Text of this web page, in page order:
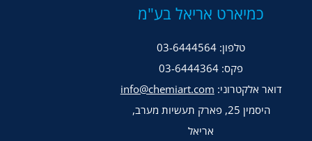
כמיארט אריאל בע"מ
טלפון: 03-6444564
פקס: 03-6444364
דואר אלקטרוני: info@chemiart.com
היסמין 25, פארק תעשיות מערב,
אריאל